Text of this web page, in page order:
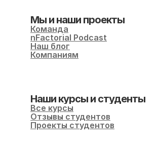
Мы и наши проекты
Команда
nFactorial Podcast
Наш блог
Компаниям
Наши курсы и студенты
Все курсы
Отзывы студентов
Проекты студентов